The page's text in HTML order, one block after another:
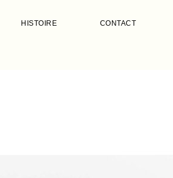
HISTOIRE CONTACT